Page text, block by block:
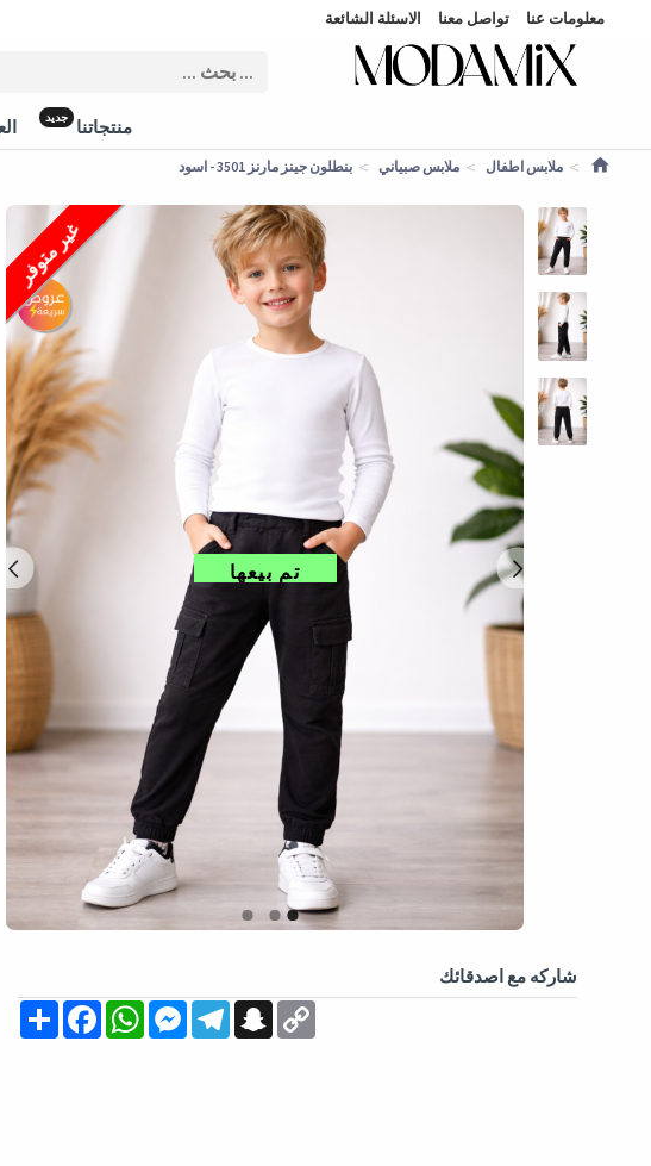
معلومات عنا تواصل معنا الاسئلة الشائعة
منتجاتنا جديد
ملابس اطفال ملابس صبياني بنطلون جينز مارنز 3501 - اسود
تم بيعها
غير متوفر
شاركه مع اصدقائك
Share
FacebookWhatsApp
MessengerTelegramSnapchat Copy
Link